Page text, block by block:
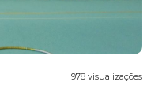
978 visualizações